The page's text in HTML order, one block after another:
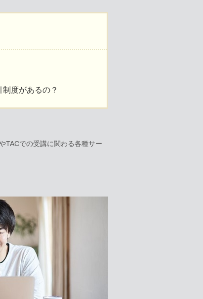
度があるの？
TACでの受講に関わる各種サー